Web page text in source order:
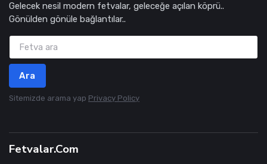
Gelecek nesil modern fetvalar, geleceğe açılan köprü..
Gönülden gönüle bağlantılar..
Ara
Sitemizde arama yap Privacy Policy
Fetvalar.Com